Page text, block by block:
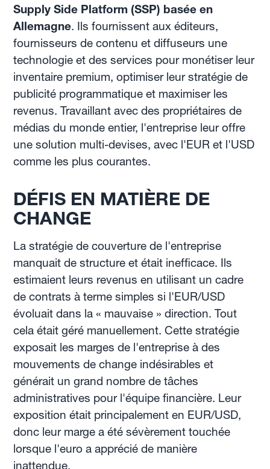
Supply Side Platform (SSP) basée en
Allemagne. Ils fournissent aux éditeurs,
fournisseurs de contenu et diffuseurs une
technologie et des services pour monétiser leur
inventaire premium, optimiser leur stratégie de
publicité programmatique et maximiser les
revenus. Travaillant avec des propriétaires de
médias du monde entier, l'entreprise leur offre
une solution multi-devises, avec l'EUR et l'USD
comme les plus courantes.
DÉFIS EN MATIÈRE DE
CHANGE
La stratégie de couverture de l'entreprise
manquait de structure et était inefficace. Ils
estimaient leurs revenus en utilisant un cadre
de contrats à terme simples si l'EUR/USD
évoluait dans la « mauvaise » direction. Tout
cela était géré manuellement. Cette stratégie
exposait les marges de l'entreprise à des
mouvements de change indésirables et
générait un grand nombre de tâches
administratives pour l'équipe financière. Leur
exposition était principalement en EUR/USD,
donc leur marge a été sévèrement touchée
lorsque l'euro a apprécié de manière
inattendue.